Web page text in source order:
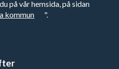
på vår hemsida, på sidan
kommun ".